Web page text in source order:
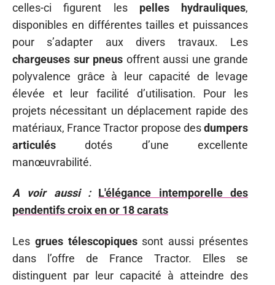
celles-ci figurent les pelles hydrauliques,
disponibles en différentes tailles et puissances
pour s’adapter aux divers travaux. Les
chargeuses sur pneus offrent aussi une grande
polyvalence grâce à leur capacité de levage
élevée et leur facilité d’utilisation. Pour les
projets nécessitant un déplacement rapide des
matériaux, France Tractor propose desdumpers
articulés dotés d’une excellente
manœuvrabilité.
A voir aussi :
L'élégance intemporelle des
pendentifs croix en or 18 carats
Les grues télescopiquessont aussi présentes
dans l’offre de France Tractor. Elles se
distinguent par leur capacité à atteindre des